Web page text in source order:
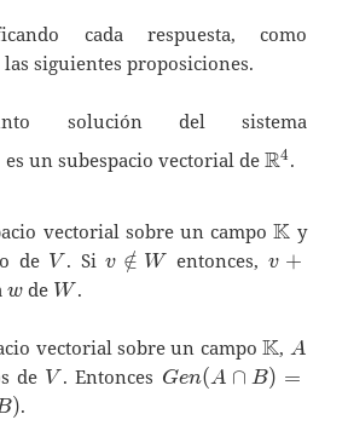
cada respuesta, como
siguientes proposiciones.
solución del sistema
es un subespacio vectorial de R4 .
vectorial sobre un campoK yW
de V
V . Siv\notin
v ∈
/ W entonces, v+w
v +
w
w de W
W .
vectorial sobre un campoK, A
A
de V
V . Entonces Gen(A\cap
Gen(A ∩ B) =
).